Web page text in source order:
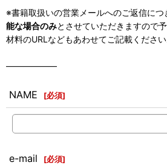
※書籍取扱いの営業メールへのご返信につ
能な場合のみとさせていただきますので
材料のURLなどもあわせてご記載ください
――――――
NAME [必須]
e-mail [必須]